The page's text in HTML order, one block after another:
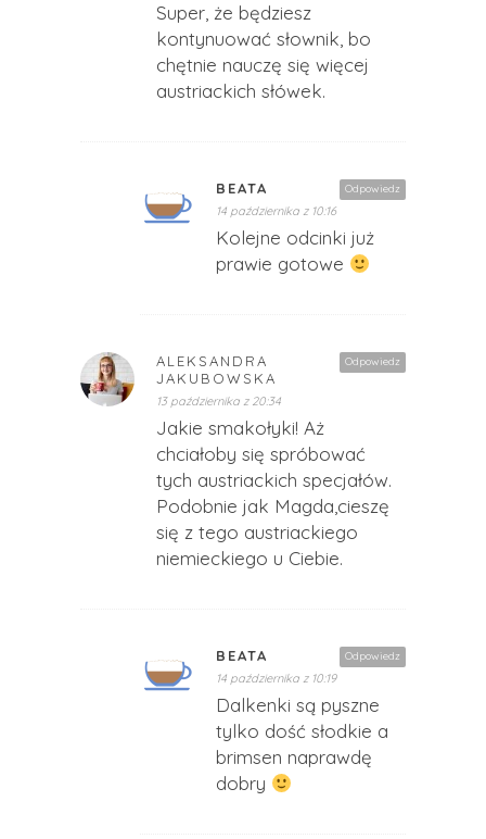
Super, że będziesz
kontynuować słownik, bo
chętnie nauczę się więcej
austriackich słówek.
Odpowiedz
BEATA
14 października z 10:16
Kolejne odcinki już
prawie gotowe
Odpowiedz
ALEKSANDRA
JAKUBOWSKA
13 października z 20:34
Jakie smakołyki! Aż
chciałoby się spróbować
tych austriackich specjałów.
Podobnie jak Magda,cieszę
się z tego austriackiego
niemieckiego u Ciebie.
Odpowiedz
BEATA
14 października z 10:19
Dalkenki są pyszne
tylko dość słodkie a
brimsen naprawdę
dobry